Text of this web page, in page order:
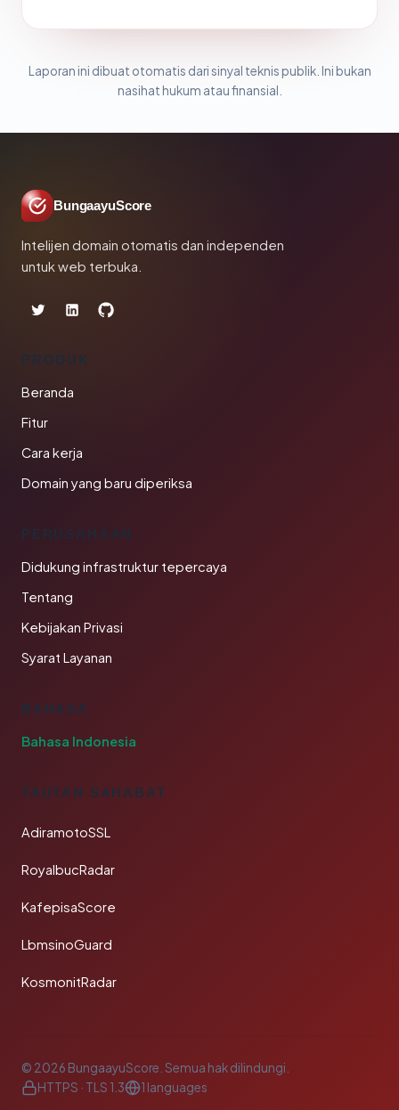
Laporan ini dibuat otomatis dari sinyal teknis publik. Ini bukan
nasihat hukum atau finansial.
BungaayuScore
Intelijen domain otomatis dan independen
untuk web terbuka.
PRODUK
Beranda
Fitur
Cara kerja
Domain yang baru diperiksa
PERUSAHAAN
Didukung infrastruktur tepercaya
Tentang
Kebijakan Privasi
Syarat Layanan
BAHASA
Bahasa Indonesia
TAUTAN SAHABAT
AdiramotoSSL
RoyalbucRadar
KafepisaScore
LbmsinoGuard
KosmonitRadar
© 2026 BungaayuScore. Semua hak dilindungi.
HTTPS · TLS 1.3
1 languages